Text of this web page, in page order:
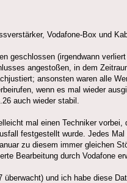
Vodafone-Box und
geschlossen (irgendwann
angestoßen, in dem
ansonsten waren alle
wenn es mal wieder
auch wieder stabil.
mal einen Techniker
festgestellt wurde. Jedes
zu diesem immer gleichen
Bearbeitung durch Vodafone
und ich habe diese